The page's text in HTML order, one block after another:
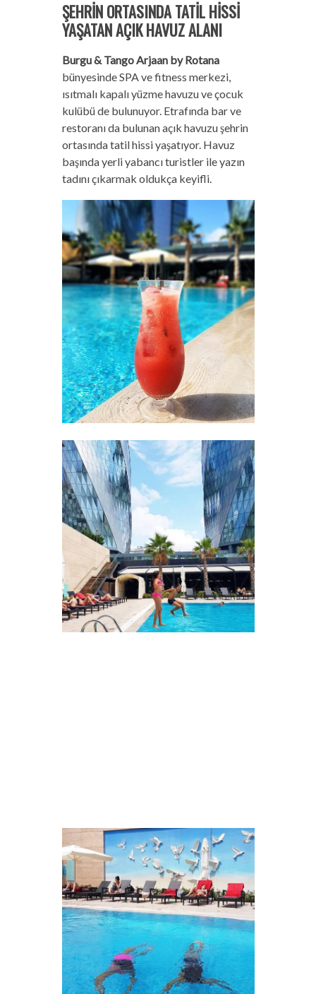
ŞEHRİN ORTASINDA TATİL HİSSİ
YAŞATAN AÇIK HAVUZ ALANI
Burgu & Tango Arjaanby Rotana
bünyesinde SPA ve fitness merkezi,
ısıtmalı kapalı yüzme havuzu ve çocuk
kulübü de bulunuyor. Etrafında bar ve
restoranı da bulunan açık havuzu şehrin
ortasında tatil hissi yaşatıyor. Havuz
başında yerli yabancı turistler ile yazın
tadını çıkarmak oldukça keyifli.